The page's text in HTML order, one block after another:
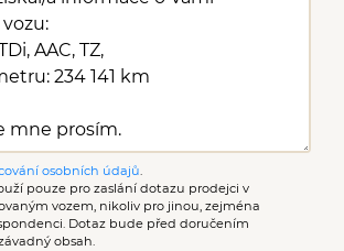
osobních údajů.
pouze pro zaslání dotazu prodejci v
vozem, nikoliv pro jinou, zejména
Dotaz bude před doručením
obsah.